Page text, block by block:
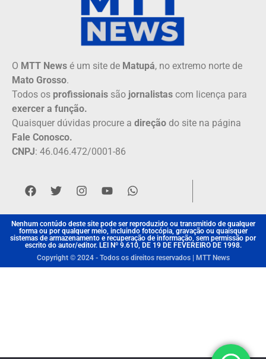
O MTT News é um site de Matupá, no extremo norte de
Mato Grosso.
Todos os profissionais são jornalistas com licença para
exercer a função.
Quaisquer dúvidas procure a direção do site na página
Fale Conosco.
CNPJ: 46.046.472/0001-86
Nenhum contúdo deste site pode ser reproduzido ou transmitido de qualquer
forma ou por qualquer meio, incluindo fotocópia, gravação ou quaisquer
sistemas de armazenamento e recuperação de informação, sem permissão por
escrito do autor/editor. LEI Nº 9.610, DE 19 DE FEVEREIRO DE 1998.
Copyright © 2024 - Todos os direitos reservados | MTT News